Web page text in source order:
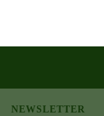
NEWSLETTER